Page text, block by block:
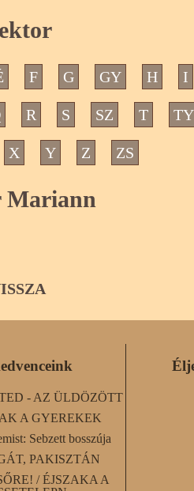
F G GY H I
R S SZ T TY
X Y Z ZS
Mariann
- AZ ÜLDÖZÖTT
A GYEREKEK
Sebzett bosszúja
PAKISZTÁN
/ ÉJSZAKA A